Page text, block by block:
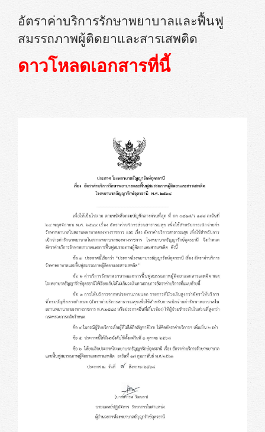
อัตราค่าบริการรักษาพยาบาลและฟื้นฟู
สมรรถภาพผู้ติดยาและสารเสพติด
ดาวโหลดเอกสารที่นี้